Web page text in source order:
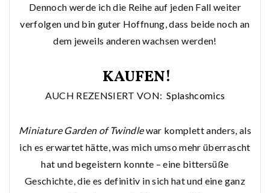
Dennoch werde ich die Reihe auf jeden Fall weiter
verfolgen und bin guter Hoffnung, dass beide noch an
dem jeweils anderen wachsen werden!
KAUFEN!
AUCH REZENSIERT VON:Splashcomics
Miniature Garden of Twindlewar komplett anders, als
ich es erwartet hätte, was mich umso mehr überrascht
hat und begeistern konnte – eine bittersüße
Geschichte, die es definitiv in sich hat und eine ganz